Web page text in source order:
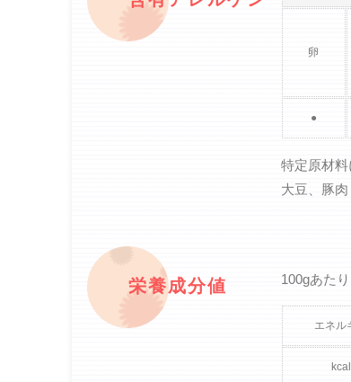
卵
●
特定原材
大豆、豚肉
栄養成分値 100gあたり
エネル
kcal